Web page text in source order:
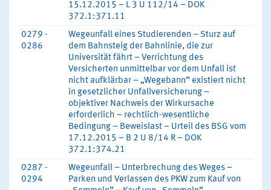
15.12.2015 – L 3 U 112/14 – DOK
372.1:371.11
0279 -
0286
Wegeunfall eines Studierenden – Sturz auf
dem Bahnsteig der Bahnlinie, die zur
Universität fährt – Verrichtung des
Versicherten unmittelbar vor dem Unfall ist
nicht aufklärbar – „Wegebann“ existiert nicht
in gesetzlicher Unfallversicherung –
objektiver Nachweis der Wirkursache
erforderlich – rechtlich-wesentliche
Bedingung – Beweislast – Urteil des BSG vom
17.12.2015 – B 2 U 8/14 R – DOK
372.1:374.21
0287 -
0294
Wegeunfall – Unterbrechung des Weges –
Parken und Verlassen des PKW zum Kauf von